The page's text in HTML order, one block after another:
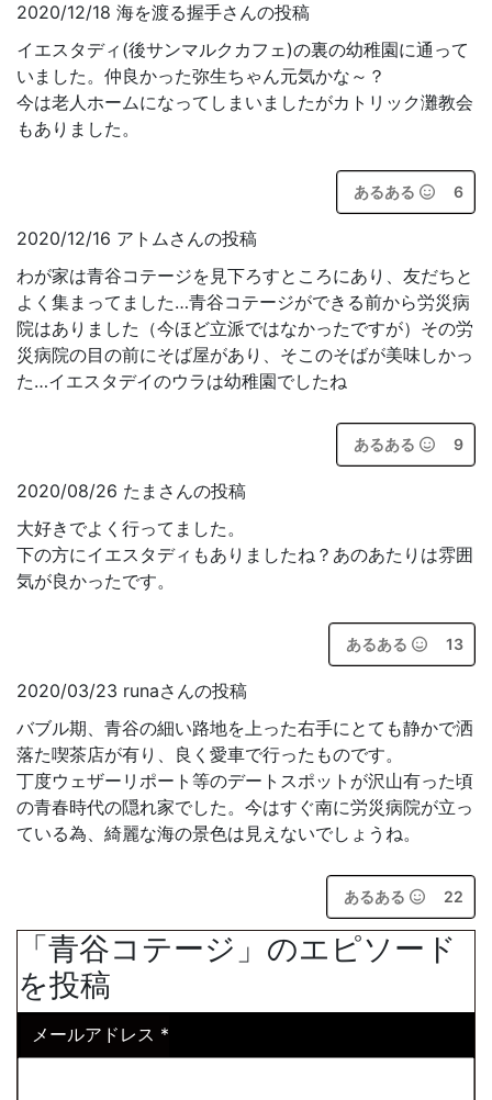
2020/12/18 海を渡る握手さんの投稿
イエスタディ(後サンマルクカフェ)の裏の幼稚園に通って
いました。仲良かった弥生ちゃん元気かな～？
今は老人ホームになってしまいましたがカトリック灘教会
もありました。
あるある 6
2020/12/16 アトムさんの投稿
わが家は青谷コテージを見下ろすところにあり、友だちと
よく集まってました…青谷コテージができる前から労災病
院はありました（今ほど立派ではなかったですが）その労
災病院の目の前にそば屋があり、そこのそばが美味しかっ
た…イエスタデイのウラは幼稚園でしたね
あるある 9
2020/08/26 たまさんの投稿
大好きでよく行ってました。
下の方にイエスタディもありましたね？あのあたりは雰囲
気が良かったです。
あるある 13
2020/03/23 runaさんの投稿
バブル期、青谷の細い路地を上った右手にとても静かで洒
落た喫茶店が有り、良く愛車で行ったものです。
丁度ウェザーリポート等のデートスポットが沢山有った頃
の青春時代の隠れ家でした。今はすぐ南に労災病院が立っ
ている為、綺麗な海の景色は見えないでしょうね。
あるある 22
「青谷コテージ」のエピソード
を投稿
メールアドレス *